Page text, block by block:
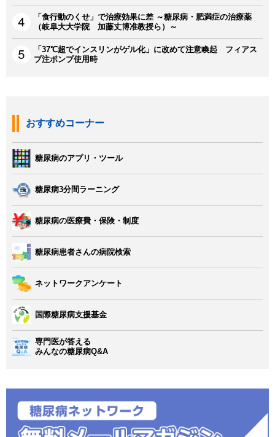
「食行動のくせ」で治療効果に差 ～糖尿病・肥満症の治療薬
（岐阜大大学院 加藤丈博准教授ら）～
「37℃超でインスリンがゲル化」に改めて注意喚起 フィアス
プ注ポンプ使用時
おすすめコーナー
糖尿病のアプリ・ツール
糖尿病3分間ラーニング
糖尿病の医療費・保険・制度
糖尿病患者さんの病院検索
ネットワークアンケート
国際糖尿病支援基金
専門医が答える
みんなの糖尿病Q&A